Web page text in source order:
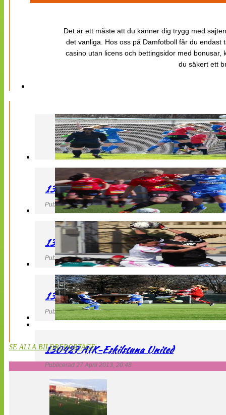
Det är ett måste att du känner dig trygg med
det vanliga. Hos oss på Damfotboll får du
casino utan licens och bettingsidor med
du säkert ett
130427 LB 07 – QBIK
Publicerad 27 April 2013, 22:40
130427 IF Limhamn Bunkeflo – QBIK
Publicerad 27 April 2013, 21:10
130427 LdB FC Malmö – Mallbackens IF
Publicerad 27 April 2013, 20:54
130427 AIK-Eskilstuna United
Publicerad 27 April 2013, 20:48
SE ALLA BILDREPORTAGE